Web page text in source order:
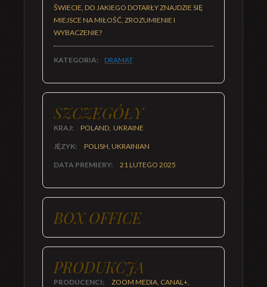
ŚWIECIE, DO JAKIEGO DOTARŁY ZNAJDZIE SIĘ
MIEJSCE NA MIŁOŚĆ, ZROZUMIENIE I
WYBACZENIE?
KATEGORIA: DRAMAT
SZCZEGÓŁY
KRAJ: POLAND, UKRAINE
JĘZYK: POLISH, UKRAINIAN
DATA PREMIERY: 21 LUTEGO 2025
BOX OFFICE
PRODUKCJA
PRODUCENCI:
ZOOM MEDIA, CANAL+,